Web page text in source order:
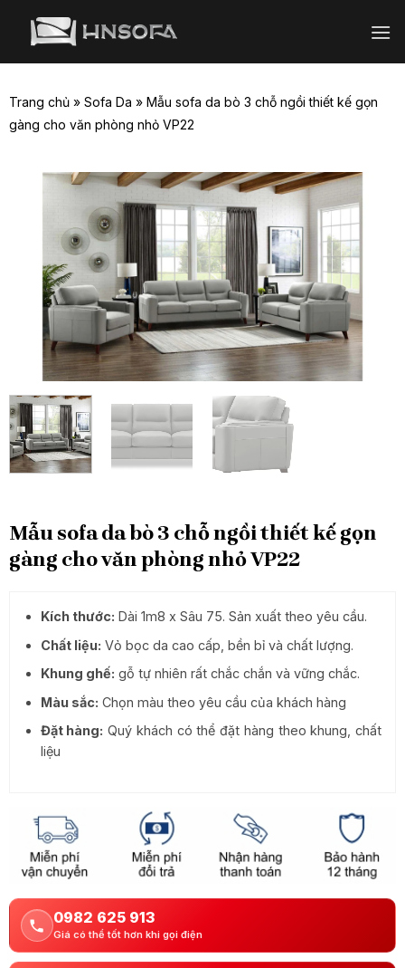
Trang chủ» Sofa Da » Mẫu sofa da bò 3 chỗ ngồi thiết kế gọn
gàng cho văn phòng nhỏ VP22
Mẫu sofa da bò 3 chỗ ngồi thiết kế gọn
gàng cho văn phòng nhỏ VP22
Kích thước: Dài 1m8 x Sâu 75. Sản xuất theo yêu cầu.
Chất liệu: Vỏ bọc da cao cấp, bền bỉ và chất lượng.
Khung ghế: gỗ tự nhiên rất chắc chắn và vững chắc.
Màu sắc: Chọn màu theo yêu cầu của khách hàng
Đặt hàng: Quý khách có thể đặt hàng theo khung, chất
liệu
0982 625 913
Giá có thể tốt hơn khi gọi điện